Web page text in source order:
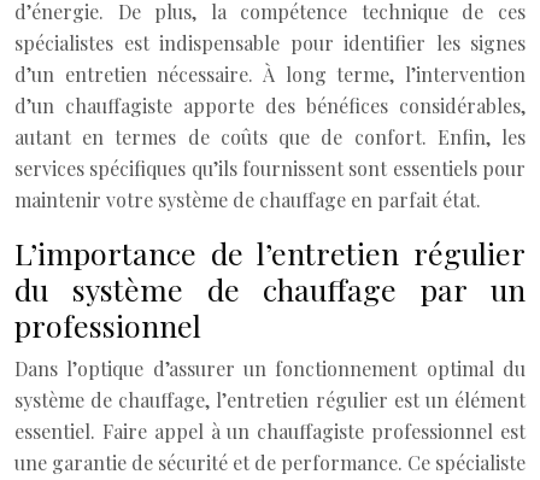
d’énergie. De plus, la compétence technique de ces
spécialistes est indispensable pour identifier les signes
d’un entretien nécessaire. À long terme, l’intervention
d’un chauffagiste apporte des bénéfices considérables,
autant en termes de coûts que de confort. Enfin, les
services spécifiques qu’ils fournissent sont essentiels pour
maintenir votre système de chauffage en parfait état.
L’importance de l’entretien régulier
du système de chauffage par un
professionnel
Dans l’optique d’assurer un fonctionnement optimal du
système de chauffage, l’entretien régulier est un élément
essentiel. Faire appel à un chauffagiste professionnel est
une garantie de sécurité et de performance. Ce spécialiste